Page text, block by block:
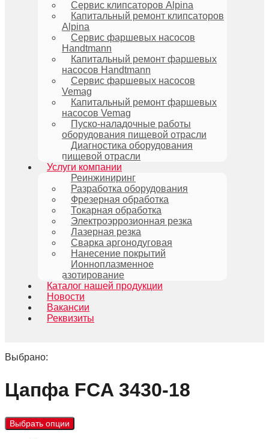
Сервис клипсаторов Alpina
Капитальный ремонт клипсаторов
Alpina
Сервис фаршевых насосов
Handtmann
Капитальный ремонт фаршевых
насосов Handtmann
Сервис фаршевых насосов
Vemag
Капитальный ремонт фаршевых
насосов Vemag
Пуско-наладочные работы
оборудования пищевой отрасли
Диагностика оборудования
пищевой отрасли
Услуги компании
Реинжиниринг
Разработка оборудования
Фрезерная обработка
Токарная обработка
Электроэррозионная резка
Лазерная резка
Сварка аргонодуговая
Нанесение покрытий
Ионноплазменное
азотирование
Каталог нашей продукции
Новости
Вакансии
Реквизиты
Выбрано:
Цапфа FCA 3430-18
Выбрать опции